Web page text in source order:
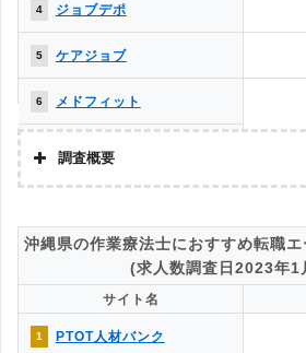
4 ジョブデポ
5 ケアジョブ
6 メドフィット
クリックジョブ介護
9
お仕事委員会 Produced by
エルユーエス
9 PTOT転職ナビ
9
お仕事サポート
調査概要
株式会社アドバンスフロー
調査対象とした転職エージェ
Googleで「リハビリ 転職エージェント」とい
ていた「『有料職業紹介事業許可』を取得して
沖縄県の作業療法士におすすめ転職
(求人数調査日2023年1
サイト名
1 PTOT人材バンク